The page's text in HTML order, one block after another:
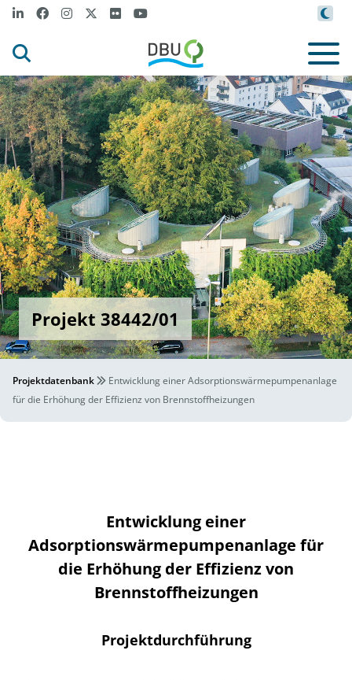
Projekt 38442/01
Projektdatenbank
Entwicklung einer Adsorptionswärmepumpenanlage
für die Erhöhung der Effizienz von Brennstoffheizungen
Entwicklung einer
Adsorptionswärmepumpenanlage für
die Erhöhung der Effizienz von
Brennstoffheizungen
Projektdurchführung